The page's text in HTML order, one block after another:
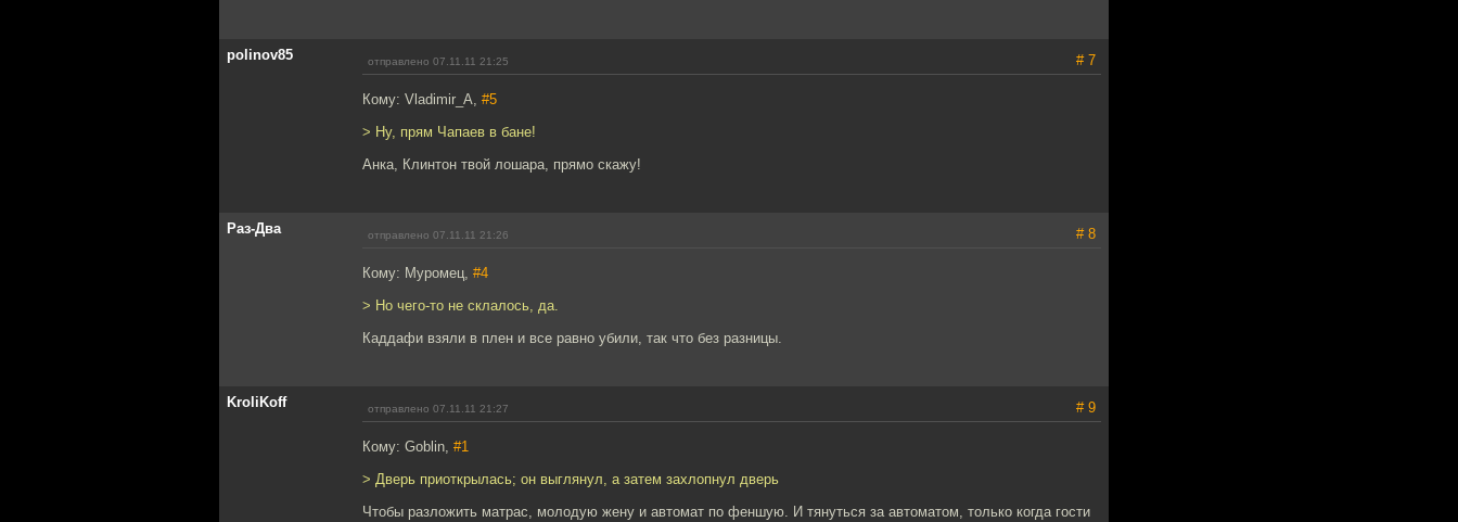
polinov85 отправлено 07.11.11 21:25 # 7
Кому: Vladimir_A, #5
> Ну, прям Чапаев в бане!
Анка, Клинтон твой лошара, прямо скажу!
Раз-Два отправлено 07.11.11 21:26 # 8
Кому: Муромец, #4
> Но чего-то не склалось, да.
Каддафи взяли в плен и все равно убили, так что без разницы.
KroliKoff отправлено 07.11.11 21:27 # 9
Кому: Goblin, #1
> Дверь приоткрылась; он выглянул, а затем захлопнул дверь
Чтобы разложить матрас, молодую жену и автомат по феншую. И тянуться за автоматом, только когда гости